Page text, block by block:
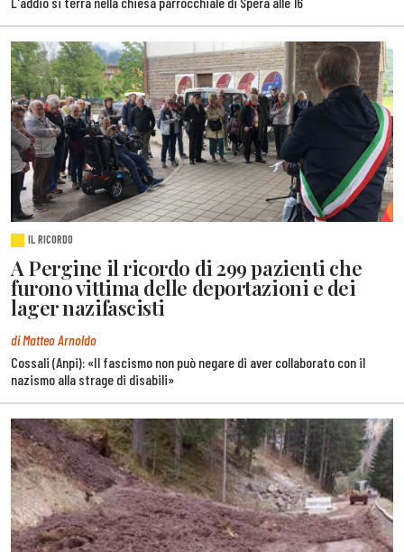
IL RICORDO
A Pergine il ricordo di 299 pazienti che
furono vittima delle deportazioni e dei
lager nazifascisti
di Matteo Arnoldo
Cossali (Anpi): «Il fascismo non può negare di aver collaborato con il
nazismo alla strage di disabili»